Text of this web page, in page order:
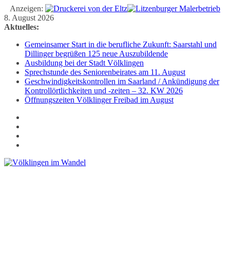
Anzeigen:
Zum
Inhalt
8. August 2026
Aktuelles:
Gemeinsamer Start in die berufliche Zukunft: Saarstahl und
Dillinger begrüßen 125 neue Auszubildende
Ausbildung bei der Stadt Völklingen
Sprechstunde des Seniorenbeirates am 11. August
Geschwindigkeitskontrollen im Saarland / Ankündigung der
Kontrollörtlichkeiten und -zeiten – 32. KW 2026
Öffnungszeiten Völklinger Freibad im August